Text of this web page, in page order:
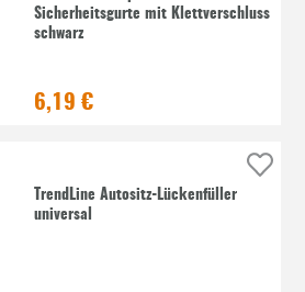
Sicherheitsgurte mit Klettverschluss
schwarz
6,19 €
TrendLine Autositz-Lückenfüller
universal